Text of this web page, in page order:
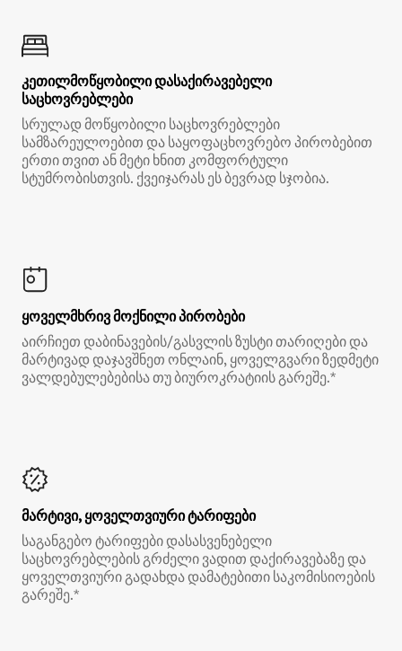
კეთილმოწყობილი დასაქირავებელი
საცხოვრებლები
სრულად მოწყობილი საცხოვრებლები
სამზარეულოებით და საყოფაცხოვრებო პირობებით
ერთი თვით ან მეტი ხნით კომფორტული
სტუმრობისთვის. ქვეიჯარას ეს ბევრად სჯობია.
ყოველმხრივ მოქნილი პირობები
აირჩიეთ დაბინავების/გასვლის ზუსტი თარიღები და
მარტივად დაჯავშნეთ ონლაინ, ყოველგვარი ზედმეტი
ვალდებულებებისა თუ ბიუროკრატიის გარეშე.*
მარტივი, ყოველთვიური ტარიფები
საგანგებო ტარიფები დასასვენებელი
საცხოვრებლების გრძელი ვადით დაქირავებაზე და
ყოველთვიური გადახდა დამატებითი საკომისიოების
გარეშე.*